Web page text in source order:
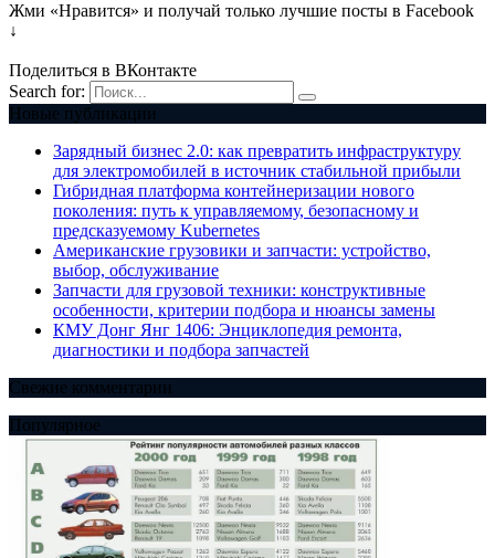
Жми «Нравится» и получай только лучшие посты в Facebook
↓
Поделиться в ВКонтакте
Search for:
Новые публикации
Зарядный бизнес 2.0: как превратить инфраструктуру
для электромобилей в источник стабильной прибыли
Гибридная платформа контейнеризации нового
поколения: путь к управляемому, безопасному и
предсказуемому Kubernetes
Американские грузовики и запчасти: устройство,
выбор, обслуживание
Запчасти для грузовой техники: конструктивные
особенности, критерии подбора и нюансы замены
КМУ Донг Янг 1406: Энциклопедия ремонта,
диагностики и подбора запчастей
Свежие комментарии
Популярное